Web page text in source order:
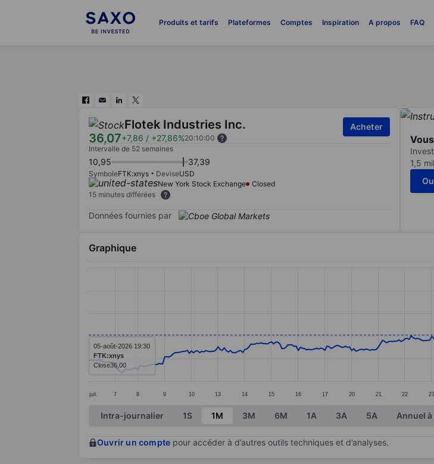
Produits et tarifs Plateformes Comptes Inspiration A propos FAQ
Flotek Industries Inc.
36,07+7,86 / +27,86%20:10:00
Acheter
Intervalle de 52 semaines
10,95 37,39
SymboleFTK:xnys DeviseUSD
New York Stock Exchange
Closed
15 minutes différées
Données fournies par
1,5
Graphique
juil. 7 8 9 10 13 14 15 16 17 20 21 22 23
05-août-2026 19:30
FTK:xnys
Close36,00
End of interactive chart.
Intra-journalier 1S 1M 3M 6M 1A 3A 5A Annuel
Ouvrir un compte pour accéder à d’autres outils techniques et d’analyses.